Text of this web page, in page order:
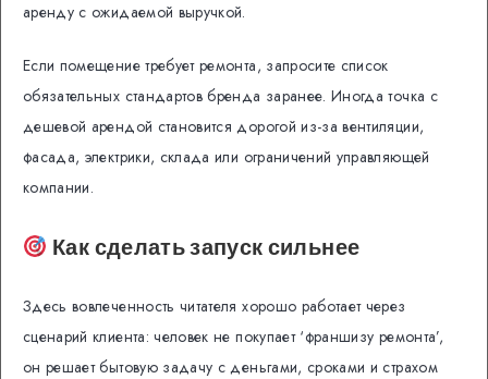
аренду с ожидаемой выручкой.
Если помещение требует ремонта, запросите список
обязательных стандартов бренда заранее. Иногда точка с
дешевой арендой становится дорогой из-за вентиляции,
фасада, электрики, склада или ограничений управляющей
компании.
Как сделать запуск сильнее
Здесь вовлеченность читателя хорошо работает через
сценарий клиента: человек не покупает ‘франшизу ремонта’,
он решает бытовую задачу с деньгами, сроками и страхом